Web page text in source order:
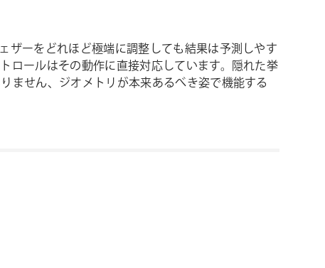
ザーをどれほど極端に調整しても結果は予測しやす
ロールはその動作に直接対応しています。隠れた挙
ません、ジオメトリが本来あるべき姿で機能する